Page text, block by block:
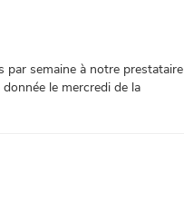
par semaine à notre prestataire
le mercredi de la